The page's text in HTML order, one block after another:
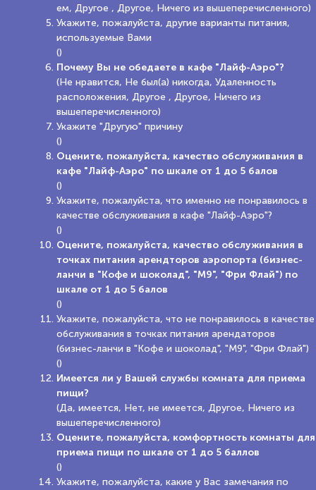
ем, Другое , Другое, Ничего из вышеперечисленного)
Укажите, пожалуйста, другие варианты питания,
используемые Вами
()
Почему Вы не обедаете в кафе "Лайф-Аэро"?
(Не нравится, Не был(а) никогда, Удаленность
расположения, Другое , Другое, Ничего из
вышеперечисленного)
Укажите "Другую" причину
()
Оцените, пожалуйста, качество обслуживания в
кафе "Лайф-Аэро" по шкале от 1 до 5 балов
()
Укажите, пожалуйста, что именно не понравилось в
качестве обслуживания в кафе "Лайф-Аэро"?
()
Оцените, пожалуйста, качество обслуживания в
точках питания арендторов аэропорта (бизнес-
ланчи в "Кофе и шоколад", "М9", "Фри Флай") по
шкале от 1 до 5 балов
()
Укажите, пожалуйста, что не понравилось в качестве
обслуживания в точках питания арендаторов
(бизнес-ланчи в "Кофе и шоколад", "М9", "Фри Флай")
()
Имеется ли у Вашей службы комната для приема
пищи?
(Да, имеется, Нет, не имеется, Другое, Ничего из
вышеперечисленного)
Оцените, пожалуйста, комфортность комнаты для
приема пищи по шкале от 1 до 5 баллов
()
Укажите, пожалуйста, какие у Вас замечания по